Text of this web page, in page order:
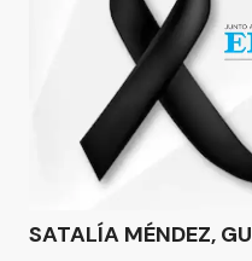
SATALÍA MÉNDEZ,